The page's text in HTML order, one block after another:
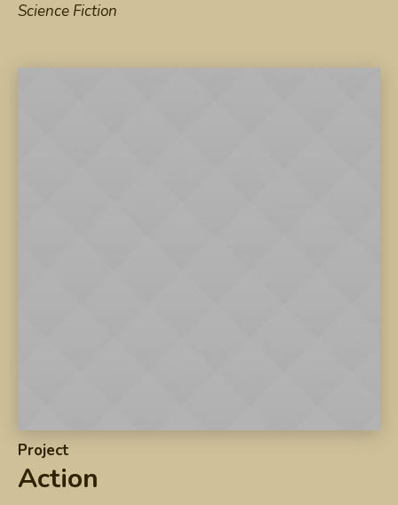
Science Fiction
Project
Action